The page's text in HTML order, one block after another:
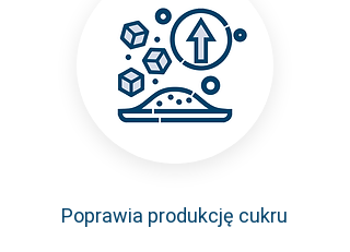
Poprawia produkcję cukru